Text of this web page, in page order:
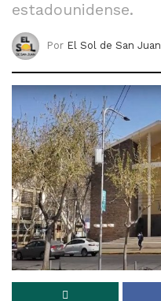
estadounidense.
Por El Sol de San Juan